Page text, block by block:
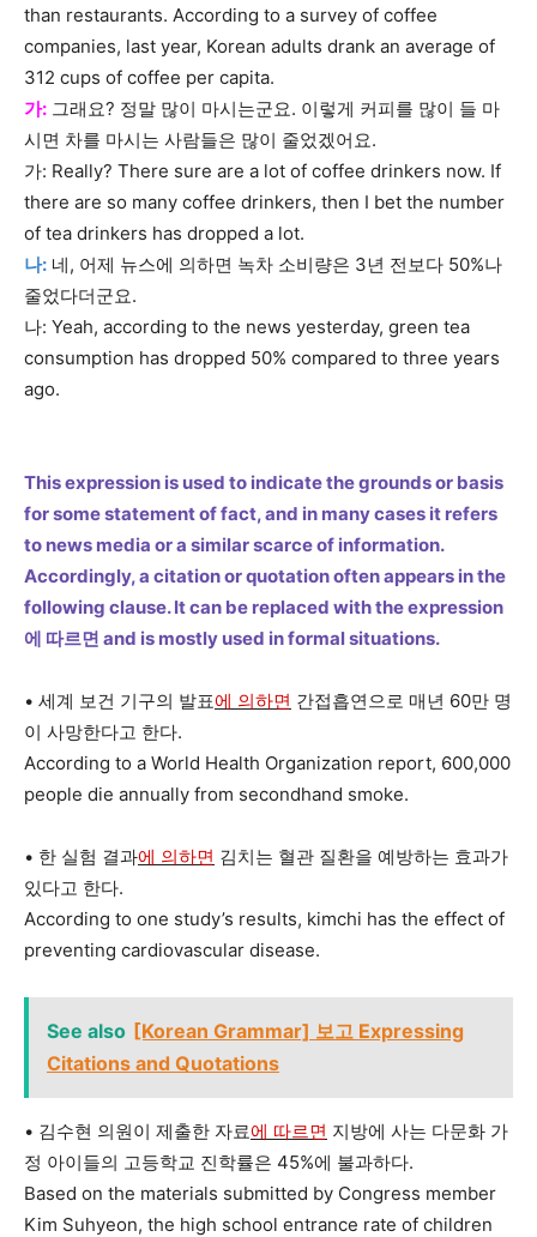
than restaurants. According to a survey of coffee
companies, last year, Korean adults drank an average of
312 cups of coffee per capita.
가: 그래요? 정말 많이 마시는군요. 이렇게 커피를 많이 들 마
시면 차를 마시는 사람들은 많이 줄었겠어요.
가: Really? There sure are a lot of coffee drinkers now. If
there are so many coffee drinkers, then I bet the number
of tea drinkers has dropped a lot.
나: 네, 어제 뉴스에 의하면 녹차 소비량은 3년 전보다 50%나
줄었다더군요.
나: Yeah, according to the news yesterday, green tea
consumption has dropped 50% compared to three years
ago.
This expression is used to indicate the grounds or basis
for some statement of fact, and in many cases it refers
to news media or a similar scarce of information.
Accordingly, a citation or quotation often appears in the
following clause. It can be replaced with the expression
에 따르면 and is mostly used in formal situations.
• 세계 보건 기구의 발표에 의하면 간접흡연으로 매년 60만 명
이 사망한다고 한다.
According to a World Health Organization report, 600,000
people die annually from secondhand smoke.
• 한 실험 결과에 의하면 김치는 혈관 질환을 예방하는 효과가
있다고 한다.
According to one study’s results, kimchi has the effect of
preventing cardiovascular disease.
See also [Korean Grammar] 보고 Expressing
Citations and Quotations
• 김수현 의원이 제출한 자료에 따르면 지방에 사는 다문화 가
정 아이들의 고등학교 진학률은 45%에 불과하다.
Based on the materials submitted by Congress member
Kim Suhyeon, the high school entrance rate of children